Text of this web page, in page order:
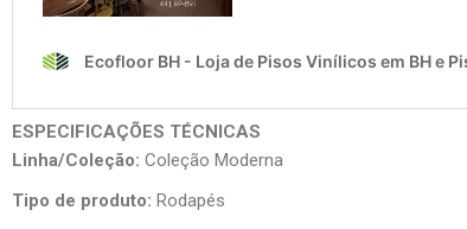
ESPECIFICAÇÕES TÉCNICAS
Linha/Coleção: Coleção Moderna
Tipo de produto: Rodapés